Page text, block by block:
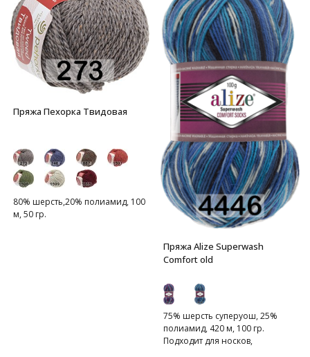
Пряжа Пехорка Твидовая
80% шерсть,20% полиамид, 100
м, 50 гр.
Пряжа Alize Superwash
Comfort old
75% шерсть суперуош, 25%
полиамид, 420 м, 100 гр.
Подходит для носков,